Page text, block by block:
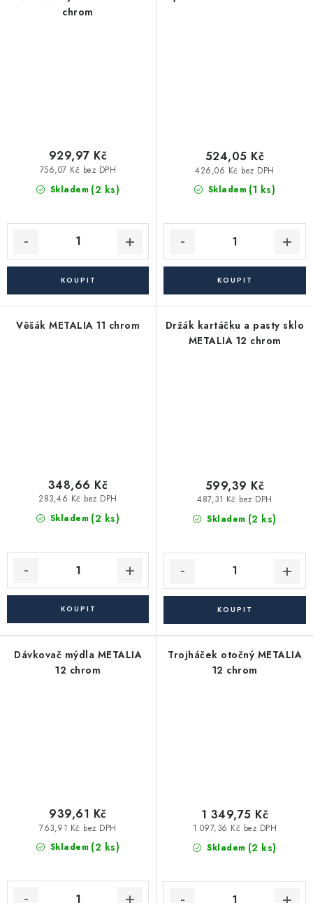
chrom
Skladem (2 ks)
756,07 Kč bez DPH
929,97 Kč
Skladem (1 ks)
426,06 Kč bez DPH
524,05 Kč
Věšák METALIA 11 chrom
Skladem (2 ks)
283,46 Kč bez DPH
348,66 Kč
Držák kartáčku a pasty sklo
METALIA 12 chrom
Skladem (2 ks)
487,31 Kč bez DPH
599,39 Kč
Dávkovač mýdla METALIA
12 chrom
Skladem (2 ks)
763,91 Kč bez DPH
939,61 Kč
Trojháček otočný METALIA
12 chrom
Skladem (2 ks)
1 097,36 Kč bez DPH
1 349,75 Kč